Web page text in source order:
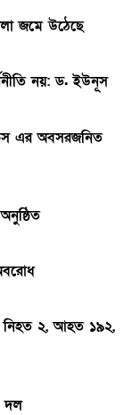
জমে উঠেছে
নয়: ড. ইউনূস
এর অবসরজনিত
নিহত ২, আহত ১৯২,
দল